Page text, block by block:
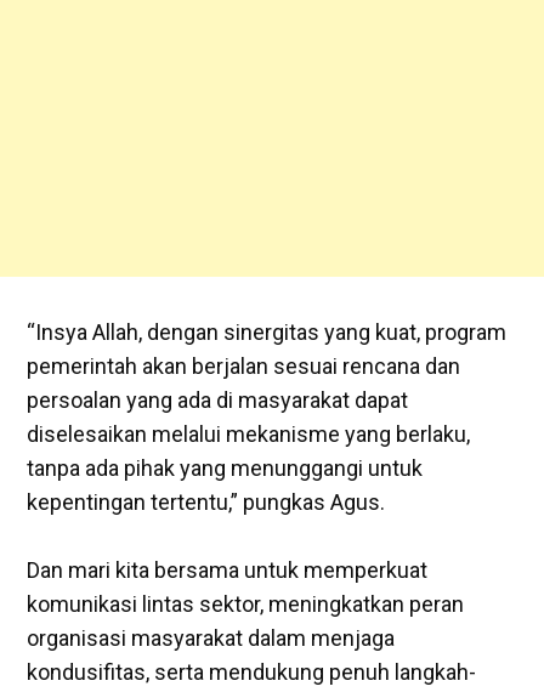
‎“Insya Allah, dengan sinergitas yang kuat, program
pemerintah akan berjalan sesuai rencana dan
persoalan yang ada di masyarakat dapat
diselesaikan melalui mekanisme yang berlaku,
tanpa ada pihak yang menunggangi untuk
kepentingan tertentu,” pungkas Agus.
‎Dan mari kita bersama untuk memperkuat
komunikasi lintas sektor, meningkatkan peran
organisasi masyarakat dalam menjaga
kondusifitas, serta mendukung penuh langkah-